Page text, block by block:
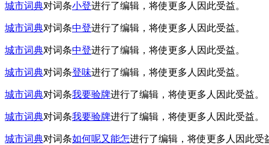
城市词典对词条小登进行了编辑，将使更多人因此受益。
城市词典对词条中登进行了编辑，将使更多人因此受益。
城市词典对词条中登进行了编辑，将使更多人因此受益。
城市词典对词条登味进行了编辑，将使更多人因此受益。
城市词典对词条我要验牌进行了编辑，将使更多人因此受益。
城市词典对词条我要验牌进行了编辑，将使更多人因此受益。
城市词典对词条如何呢又能怎进行了编辑，将使更多人因此受